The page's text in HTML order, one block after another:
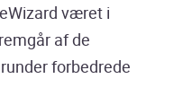
været i
af de
forbedrede